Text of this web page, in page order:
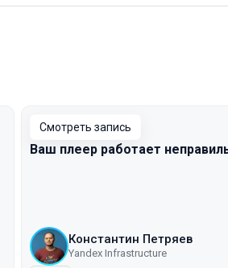
Смотреть запись
Ваш плеер работает
Константин Петряев
Yandex Infrastructure